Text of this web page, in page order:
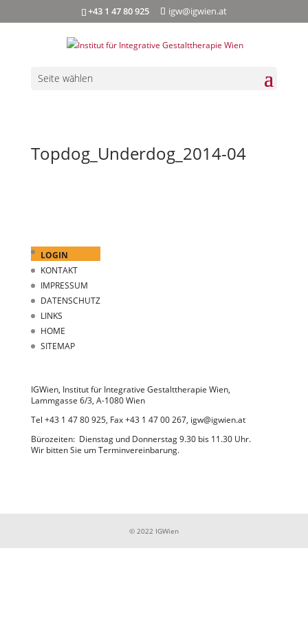
+43 1 47 80 925 igw@igwien.at
Seite wählen
Topdog_Underdog_2014-04
LOGIN
KONTAKT
IMPRESSUM
DATENSCHUTZ
LINKS
HOME
SITEMAP
IGWien, Institut für Integrative Gestalttherapie Wien,
Lammgasse 6/3, A-1080 Wien
Tel +43 1 47 80 925, Fax +43 1 47 00 267, igw@igwien.at
Bürozeiten: Dienstag und Donnerstag 9.30 bis 11.30 Uhr.
Wir bitten Sie um Terminvereinbarung.
© 2022 IGWien